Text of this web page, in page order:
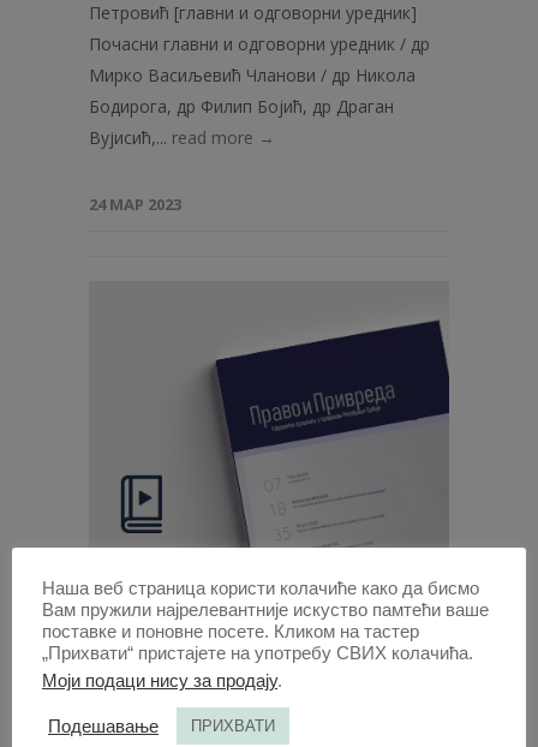
Петровић [главни и одговорни уредник]
Почасни главни и одговорни уредник / др
Мирко Васиљевић Чланови / др Никола
Бодирога, др Филип Бојић, др Драган
Вујисић,... read more →
24 МАР 2023
Право и привреда 2023
| Вол 61 | 3
Редакција / др Татјана Јевремовић
Петровић [главни и одговорни уредник]
Наша веб страница користи колачиће како да бисмо
Вам пружили најрелевантније искуство памтећи ваше
поставке и поновне посете. Кликом на тастер
„Прихвати“ пристајете на употребу СВИХ колачића.
Моји подаци нису за продају.
Подешавање ПРИХВАТИ